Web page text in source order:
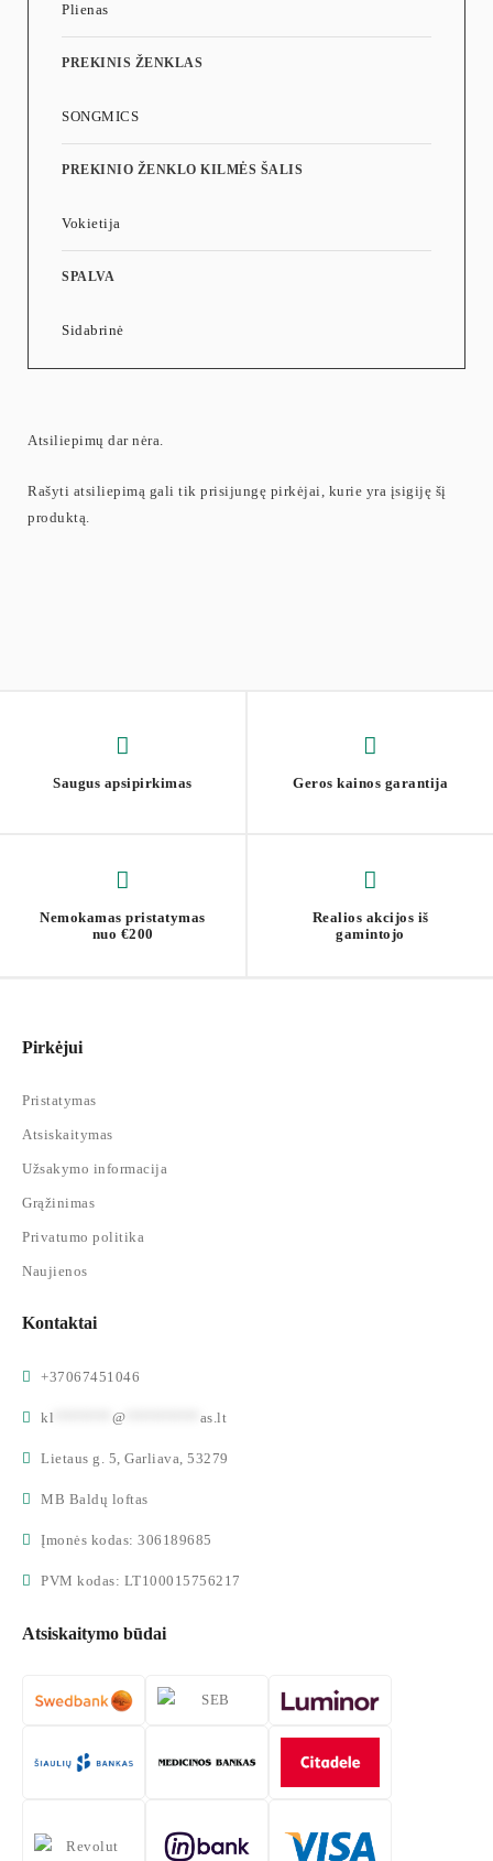
Plienas
PREKINIS ŽENKLAS
SONGMICS
PREKINIO ŽENKLO KILMĖS ŠALIS
Vokietija
SPALVA
Sidabrinė
Atsiliepimų dar nėra.
Rašyti atsiliepimą gali tik prisijungę pirkėjai, kurie yra įsigiję šį
produktą.
Saugus apsipirkimas Geros kainos garantija
Nemokamas pristatymas
nuo €200
Realios akcijos iš
gamintojo
Pirkėjui
Pristatymas
Atsiskaitymas
Užsakymo informacija
Grąžinimas
Privatumo politika
Naujienos
Kontaktai
+37067451046
kl @ as.lt
Lietaus g. 5, Garliava, 53279
MB Baldų loftas
Įmonės kodas: 306189685
PVM kodas: LT100015756217
Atsiskaitymo būdai